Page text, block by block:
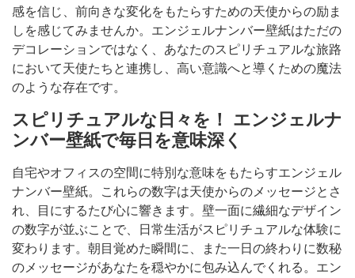
感を信じ、前向きな変化をもたらすための天使からの励ま
しを感じてみませんか。エンジェルナンバー壁紙はただの
デコレーションではなく、あなたのスピリチュアルな旅路
において天使たちと連携し、高い意識へと導くための魔法
のような存在です。
スピリチュアルな日々を！ エンジェルナ
ンバー壁紙で毎日を意味深く
自宅やオフィスの空間に特別な意味をもたらすエンジェル
ナンバー壁紙。これらの数字は天使からのメッセージとさ
れ、目にするたび心に響きます。壁一面に繊細なデザイン
の数字が並ぶことで、日常生活がスピリチュアルな体験に
変わります。朝目覚めた瞬間に、また一日の終わりに数秘
のメッセージがあなたを穏やかに包み込んでくれる。エン